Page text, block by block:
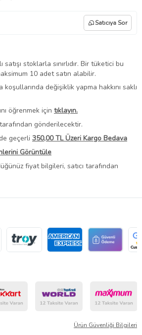
Satıcıya Sor
stoklarla sınırlıdır. Bir tüketici bu
10 adet satın alabilir.
değişiklik yapma hakkını saklı
öğrenmek için tıklayın.
tarafından gönderilecektir.
geçerli 350,00 TL Üzeri Kargo Bedava
Görüntüle
fiyat bilgileri, satıcı tarafından
Ürün Güvenliği Bilgileri